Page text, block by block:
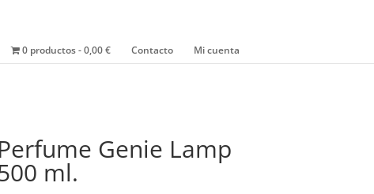
0 productos 0,00 € Contacto Mi cuenta
Genie Lamp
ml.